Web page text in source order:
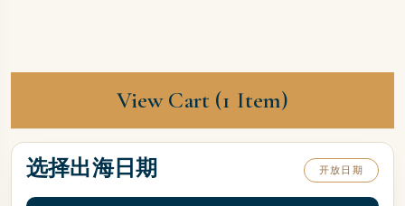
View Cart (1 Item)
选择出海日期 开放日期